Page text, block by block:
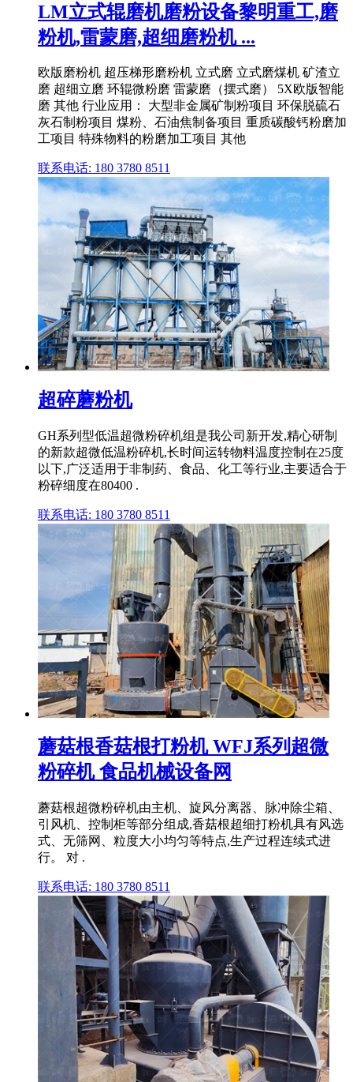
LM立式辊磨机磨粉设备黎明重工,磨
粉机,雷蒙磨,超细磨粉机 ...
欧版磨粉机 超压梯形磨粉机 立式磨 立式磨煤机 矿渣立
磨 超细立磨 环辊微粉磨 雷蒙磨（摆式磨） 5X欧版智能
磨 其他 行业应用： 大型非金属矿制粉项目 环保脱硫石
灰石制粉项目 煤粉、石油焦制备项目 重质碳酸钙粉磨加
工项目 特殊物料的粉磨加工项目 其他
联系电话: 180 3780 8511
超碎蘑粉机
GH系列型低温超微粉碎机组是我公司新开发,精心研制
的新款超微低温粉碎机,长时间运转物料温度控制在25度
以下,广泛适用于非制药、食品、化工等行业,主要适合于
粉碎细度在80400 .
联系电话: 180 3780 8511
蘑菇根香菇根打粉机 WFJ系列超微
粉碎机 食品机械设备网
蘑菇根超微粉碎机由主机、旋风分离器、脉冲除尘箱、
引风机、控制柜等部分组成,香菇根超细打粉机具有风选
式、无筛网、粒度大小均匀等特点,生产过程连续式进
行。 对 .
联系电话: 180 3780 8511